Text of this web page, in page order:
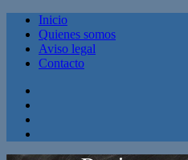
Inicio
Quienes somos
Aviso legal
Contacto